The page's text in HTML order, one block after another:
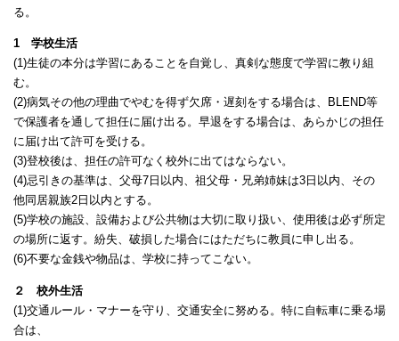
る。
1 学校生活
(1)生徒の本分は学習にあることを自覚し、真剣な態度で学習に教り組
む。
(2)病気その他の理曲でやむを得ず欠席・遅刻をする場合は、BLEND等
で保護者を通して担任に届け出る。早退をする場合は、あらかじの担任
に届け出て許可を受ける。
(3)登校後は、担任の許可なく校外に出てはならない。
(4)忌引きの基準は、父母7日以内、祖父母・兄弟姉妹は3日以内、その
他同居親族2日以内とする。
(5)学校の施設、設備および公共物は大切に取り扱い、使用後は必ず所定
の場所に返す。紛失、破損した場合にはただちに教員に申し出る。
(6)不要な金銭や物品は、学校に持ってこない。
２ 校外生活
(1)交通ルール・マナーを守り、交通安全に努める。特に自転車に乗る場
合は、